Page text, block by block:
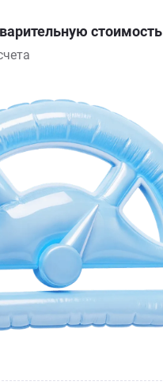
стоимость